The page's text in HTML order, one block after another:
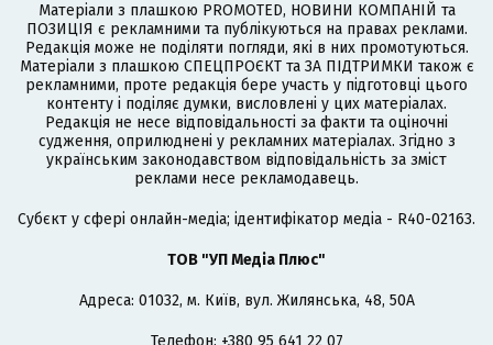
Матеріали з плашкою PROMOTED, НОВИНИ КОМПАНІЙ та
ПОЗИЦІЯ є рекламними та публікуються на правах реклами.
Редакція може не поділяти погляди, які в них промотуються.
Матеріали з плашкою СПЕЦПРОЄКТ та ЗА ПІДТРИМКИ також є
рекламними, проте редакція бере участь у підготовці цього
контенту і поділяє думки, висловлені у цих матеріалах.
Редакція не несе відповідальності за факти та оціночні
судження, оприлюднені у рекламних матеріалах. Згідно з
українським законодавством відповідальність за зміст
реклами несе рекламодавець.
Cубєкт у сфері онлайн-медіа; ідентифікатор медіа - R40-02163.
ТОВ "УП Медіа Плюс"
Адреса: 01032, м. Київ, вул. Жилянська, 48, 50А